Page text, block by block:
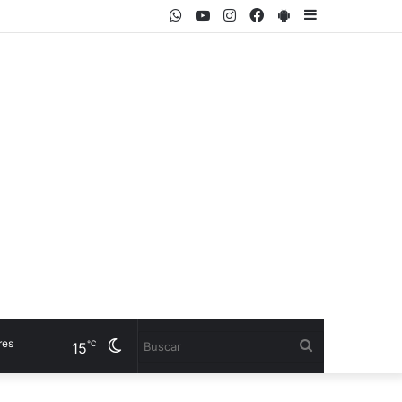
PlayStore
Facebook
Instagram
Youtube
WhatsApp
Cambiar
15℃